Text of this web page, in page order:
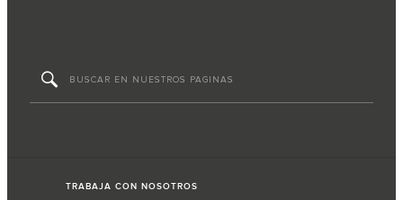
TRABAJA CON NOSOTROS